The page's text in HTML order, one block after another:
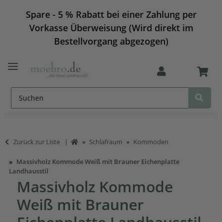
Spare - 5 % Rabatt bei einer Zahlung per
Vorkasse Überweisung (Wird direkt im
Bestellvorgang abgezogen)
Zurück zur Liste Schlafraum Kommoden
Massivholz Kommode Weiß mit Brauner Eichenplatte
Landhausstil
Massivholz Kommode
Weiß mit Brauner